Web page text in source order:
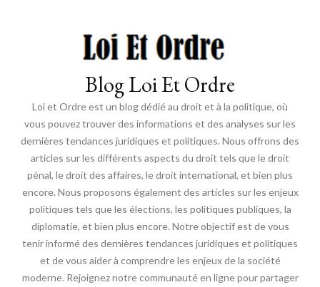
Blog Loi Et Ordre
Loi et Ordre est un blog dédié au droit et à la politique, où
vous pouvez trouver des informations et des analyses sur les
dernières tendances juridiques et politiques. Nous offrons des
articles sur les différents aspects du droit tels que le droit
pénal, le droit des affaires, le droit international, et bien plus
encore. Nous proposons également des articles sur les enjeux
politiques tels que les élections, les politiques publiques, la
diplomatie, et bien plus encore. Notre objectif est de vous
tenir informé des dernières tendances juridiques et politiques
et de vous aider à comprendre les enjeux de la société
moderne. Rejoignez notre communauté en ligne pour partager